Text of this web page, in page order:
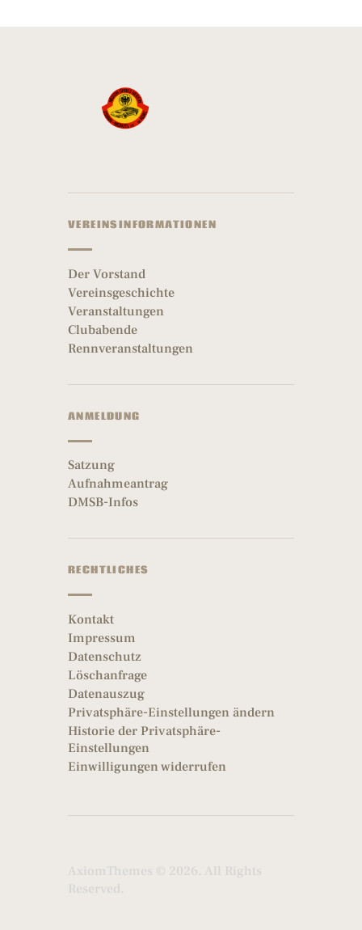
VEREINSINFORMATIONEN
Der Vorstand
Vereinsgeschichte
Veranstaltungen
Clubabende
Rennveranstaltungen
ANMELDUNG
Satzung
Aufnahmeantrag
DMSB-Infos
RECHTLICHES
Kontakt
Impressum
Datenschutz
Löschanfrage
Datenauszug
Privatsphäre-Einstellungen ändern
Historie der Privatsphäre-
Einstellungen
Einwilligungen widerrufen
AxiomThemes © 2026. All Rights
Reserved.